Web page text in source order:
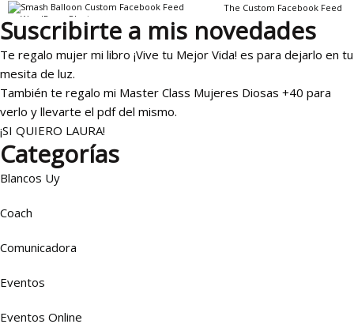
The Custom Facebook Feed
Suscribirte a mis novedades
Te regalo mujer mi libro ¡Vive tu Mejor Vida! es para dejarlo en tu
mesita de luz.
También te regalo mi Master Class Mujeres Diosas +40 para
verlo y llevarte el pdf del mismo.
¡SI QUIERO LAURA!
Categorías
Blancos Uy
Coach
Comunicadora
Eventos
Eventos Online